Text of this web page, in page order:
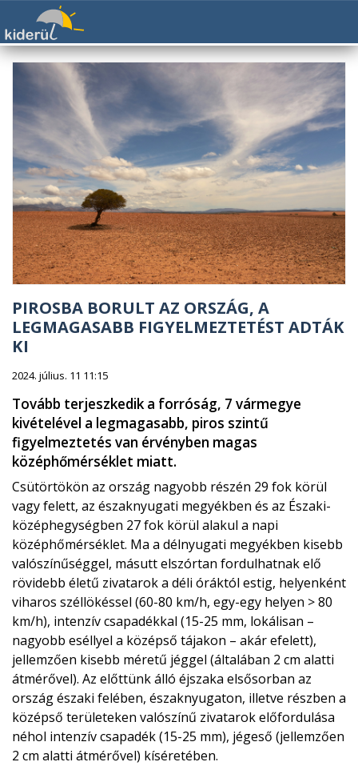
PIROSBA BORULT AZ ORSZÁG, A
LEGMAGASABB FIGYELMEZTETÉST ADTÁK
KI
2024. július. 11 11:15
Tovább terjeszkedik a forróság, 7 vármegye
kivételével a legmagasabb, piros szintű
figyelmeztetés van érvényben magas
középhőmérséklet miatt.
Csütörtökön az ország nagyobb részén 29 fok körül
vagy felett, az északnyugati megyékben és az Északi-
középhegységben 27 fok körül alakul a napi
középhőmérséklet. Ma a délnyugati megyékben kisebb
valószínűséggel, másutt elszórtan fordulhatnak elő
rövidebb életű zivatarok a déli óráktól estig, helyenként
viharos széllökéssel (60-80 km/h, egy-egy helyen > 80
km/h), intenzív csapadékkal (15-25 mm, lokálisan –
nagyobb eséllyel a középső tájakon – akár efelett),
jellemzően kisebb méretű jéggel (általában 2 cm alatti
átmérővel). Az előttünk álló éjszaka elsősorban az
ország északi felében, északnyugaton, illetve részben a
középső területeken valószínű zivatarok előfordulása
néhol intenzív csapadék (15-25 mm), jégeső (jellemzően
2 cm alatti átmérővel) kíséretében.